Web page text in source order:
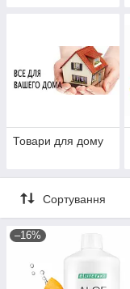
Товари для дому
Сортування
–16%